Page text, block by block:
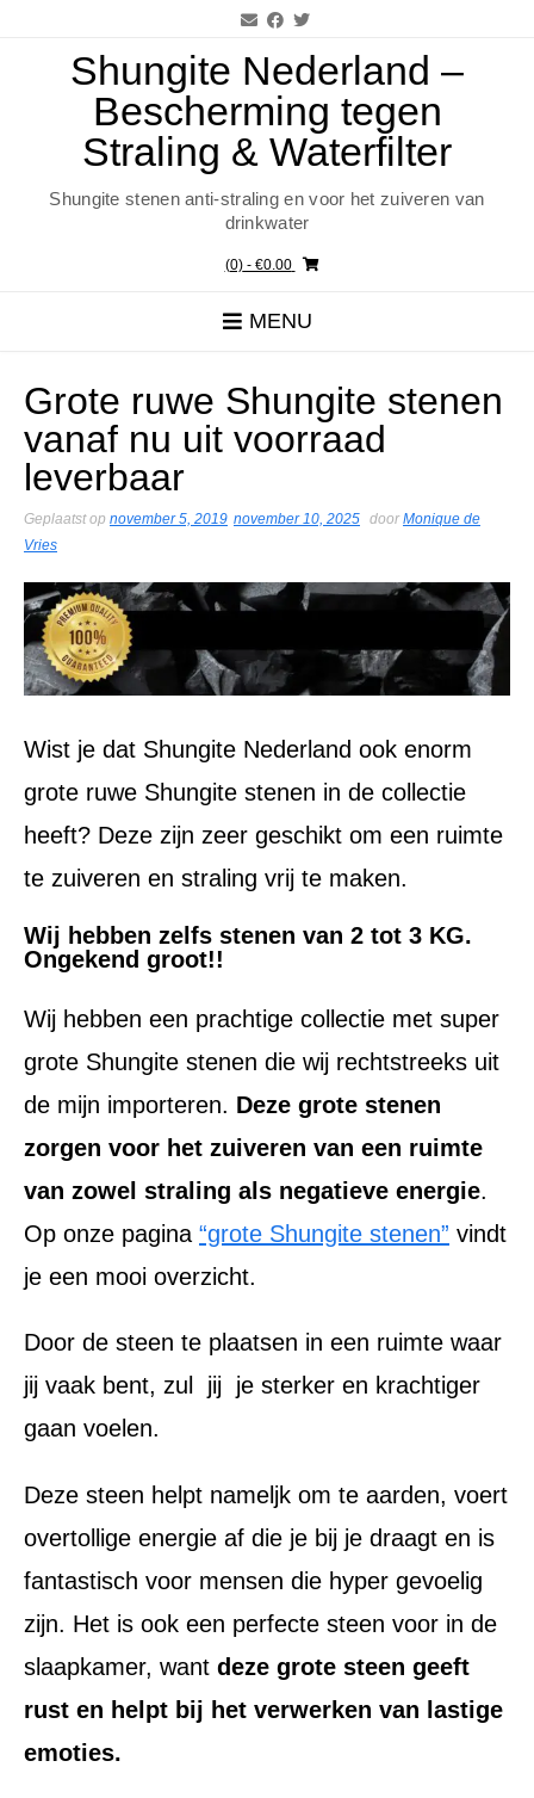
Shungite Nederland –
Bescherming tegen
Straling & Waterfilter
Shungite stenen anti-straling en voor het zuiveren van
drinkwater
(0)- €0.00
MENU
Grote ruwe Shungite stenen
vanaf nu uit voorraad
leverbaar
Geplaatst op november 5, 2019 november 10, 2025 door Monique de
Vries
Wist je dat Shungite Nederland ook enorm
grote ruwe Shungite stenen in de collectie
heeft? Deze zijn zeer geschikt om een ruimte
te zuiveren en straling vrij te maken.
Wij hebben zelfs stenen van 2 tot 3 KG.
Ongekend groot!!
Wij hebben een prachtige collectie met super
grote Shungite stenen die wij rechtstreeks uit
de mijn importeren. Deze grote stenen
zorgen voor het zuiveren van een ruimte
van zowel straling als negatieve energie.
Op onze pagina “grote Shungite stenen” vindt
je een mooi overzicht.
Door de steen te plaatsen in een ruimte waar
jij vaak bent, zul jij je sterker en krachtiger
gaan voelen.
Deze steen helpt nameljk om te aarden, voert
overtollige energie af die je bij je draagt en is
fantastisch voor mensen die hyper gevoelig
zijn. Het is ook een perfecte steen voor in de
slaapkamer, want deze grote steen geeft
rust en helpt bij het verwerken van lastige
emoties.